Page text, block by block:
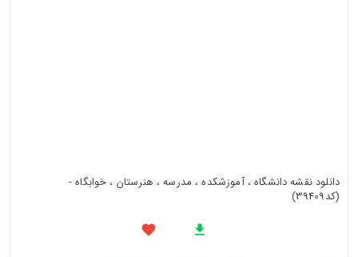
دانلود نقشه دانشگاه ، آموزشکده ، مدرسه ، هنرستان ، خوابگاه -
(کد39409)